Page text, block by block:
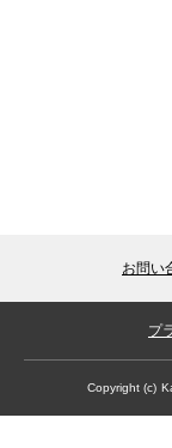
お問い
プ
Copyright (c)